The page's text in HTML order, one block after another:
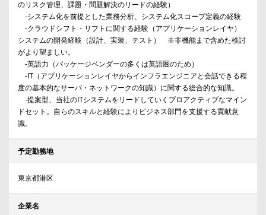
のリスク管理、課題・問題解決のリードの経験）
-システム化を前提とした業務分析、システム化スコープ定義の経験
-クラウドシフト・リフトに関する経験（アプリケーションレイヤ）
システムの開発経験（設計、実装、テスト） ※非機能まで含めた検討
がより望ましい。
-英語力（パッケージベンダーの多くは英語圏のため）
-IT（アプリケーションレイヤからインフラエンジニアと会話できる程
度の基本的なサーバ・ネットワークの知識）に関する総合的な知識。
-提案型、当社のITシステムをリードしていくプロアクティブなマイン
ドセット。自らのスキルと経験によりビジネス部門を支援する貢献意
識。
予定勤務地
東京都港区
企業名